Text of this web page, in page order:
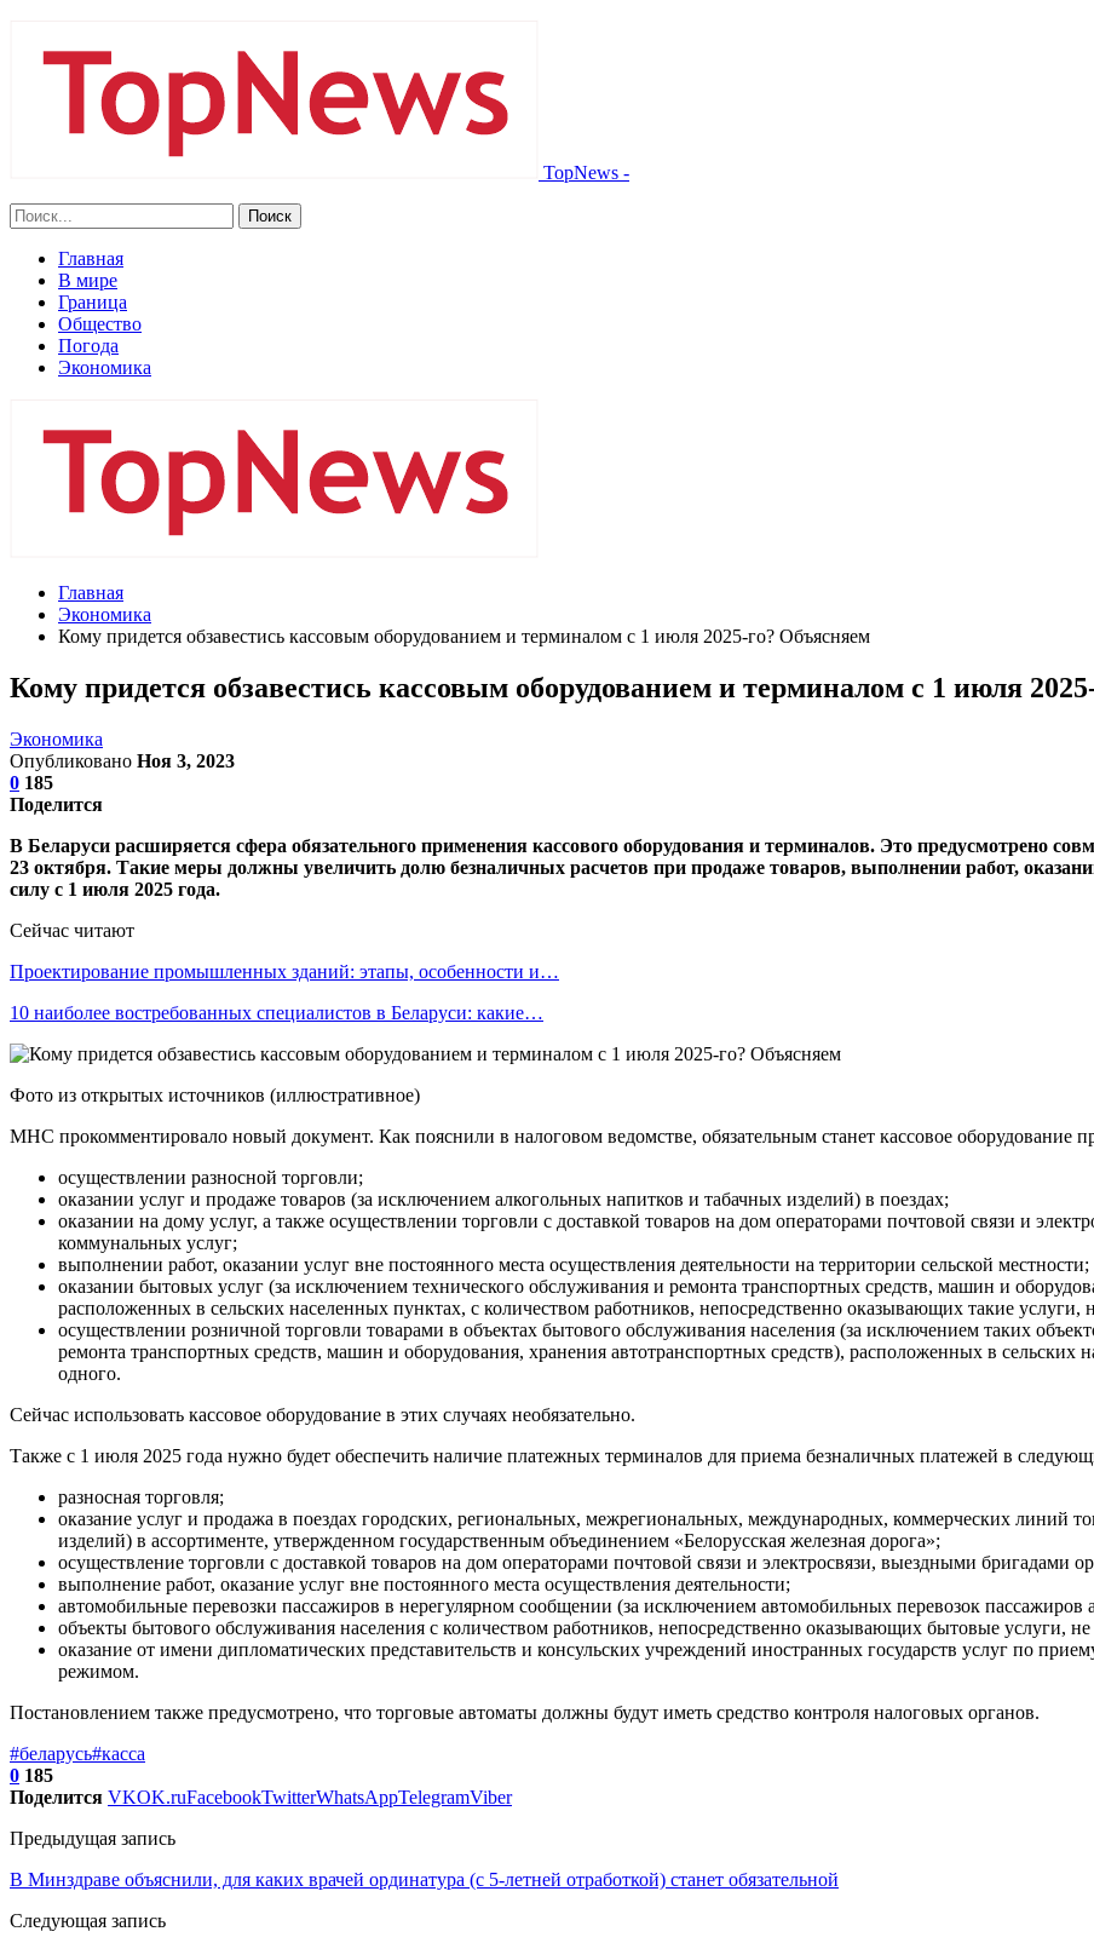
TopNews -
Главная
В мире
Граница
Общество
Погода
Экономика
Главная
Экономика
Кому придется обзавестись кассовым оборудованием и терминалом с 1 июля 2025-го? Объясняем
Кому придется обзавестись кассовым оборудованием и терминалом с 1 июля
Экономика
Опубликовано Ноя 3, 2023
0 185
Поделится
В Беларуси расширяется сфера обязательного применения кассового оборудования и терминалов. Это предусмотрено
23 октября. Такие меры должны увеличить долю безналичных расчетов при продаже товаров, выполнении работ,
силу с 1 июля 2025 года.
Сейчас читают
Проектирование промышленных зданий: этапы, особенности и…
10 наиболее востребованных специалистов в Беларуси: какие…
Фото из открытых источников (иллюстративное)
МНС прокомментировало новый документ. Как пояснили в налоговом ведомстве, обязательным станет кассовое оборудование
осуществлении разносной торговли;
оказании услуг и продаже товаров (за исключением алкогольных напитков и табачных изделий) в поездах;
оказании на дому услуг, а также осуществлении торговли с доставкой товаров на дом операторами почтовой связи и
коммунальных услуг;
выполнении работ, оказании услуг вне постоянного места осуществления деятельности на территории сельской местности;
оказании бытовых услуг (за исключением технического обслуживания и ремонта транспортных средств, машин и
расположенных в сельских населенных пунктах, с количеством работников, непосредственно оказывающих такие услуги,
осуществлении розничной торговли товарами в объектах бытового обслуживания населения (за исключением таких
ремонта транспортных средств, машин и оборудования, хранения автотранспортных средств), расположенных в сельских
одного.
Сейчас использовать кассовое оборудование в этих случаях необязательно.
Также с 1 июля 2025 года нужно будет обеспечить наличие платежных терминалов для приема безналичных платежей в
разносная торговля;
оказание услуг и продажа в поездах городских, региональных, межрегиональных, международных, коммерческих линий
изделий) в ассортименте, утвержденном государственным объединением «Белорусская железная дорога»;
осуществление торговли с доставкой товаров на дом операторами почтовой связи и электросвязи, выездными бригадами
выполнение работ, оказание услуг вне постоянного места осуществления деятельности;
автомобильные перевозки пассажиров в нерегулярном сообщении (за исключением автомобильных перевозок пассажиров
объекты бытового обслуживания населения с количеством работников, непосредственно оказывающих бытовые услуги, не
оказание от имени дипломатических представительств и консульских учреждений иностранных государств услуг по
режимом.
Постановлением также предусмотрено, что торговые автоматы должны будут иметь средство контроля налоговых органов.
#беларусь#касса
0 185
Поделится VKOK.ruFacebookTwitterWhatsAppTelegramViber
Предыдущая запись
В Минздраве объяснили, для каких врачей ординатура (с 5-летней отработкой) станет обязательной
Следующая запись